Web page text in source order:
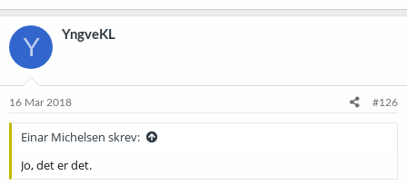
Y YngveKL
16 Mar 2018 #126
Einar Michelsen skrev:
Jo, det er det.